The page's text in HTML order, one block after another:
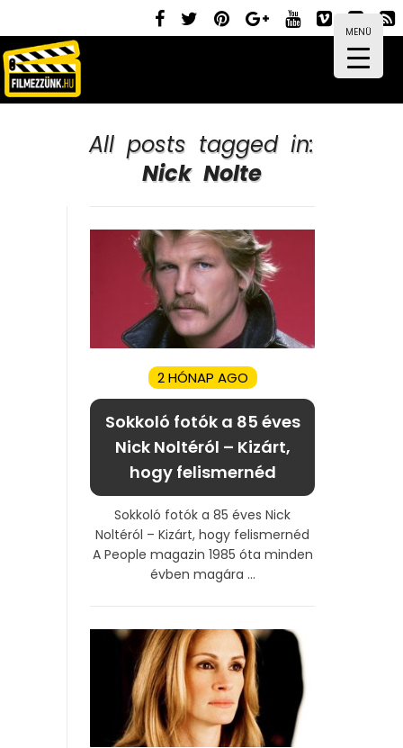
MENÜ
All posts tagged in:
Nick Nolte
2 HÓNAP AGO
Sokkoló fotók a 85 éves
Nick Noltéról – Kizárt,
hogy felismernéd
Sokkoló fotók a 85 éves Nick
Noltéról – Kizárt, hogy felismernéd
A People magazin 1985 óta minden
évben magára ...